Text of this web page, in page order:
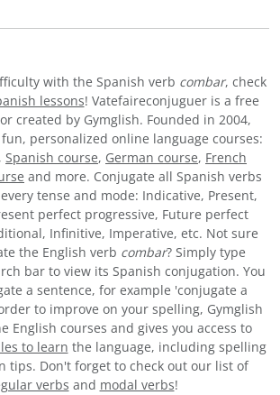
with the Spanish verb combar, check
lessons! Vatefaireconjuguer is a free
created by Gymglish. Founded in 2004,
personalized online language courses:
, Spanish course, German course, French
and more. Conjugate all Spanish verbs
tense and mode: Indicative, Present,
perfect progressive, Future perfect
Infinitive, Imperative, etc. Not sure
the English verb combar? Simply type
bar to view its Spanish conjugation. You
a sentence, for example 'conjugate a
to improve on your spelling, Gymglish
English courses and gives you access to
to learn the language, including spelling
tips. Don't forget to check out our list of
verbs and modal verbs!